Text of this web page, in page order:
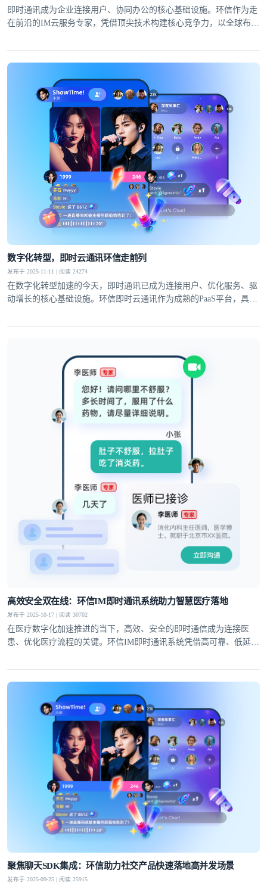
即时通讯成为企业连接用户、协同办公的核心基础设施。环信作为走
在前沿的IM云服务专家，凭借顶尖技术构建核心竞争力，以全球布局
的全球即时通讯解决方案。
数字化转型，即时云通讯环信走前列
发布于 2025-11-11 | 阅读 24274
在数字化转型加速的今天，即时通讯已成为连接用户、优化服务、驱
动增长的核心基础设施。环信即时云通讯作为成熟的PaaS平台，具备
疗、教育等多领域需求，为企业业务创新注入强劲动力。
高效安全双在线：环信IM即时通讯系统助力智慧医疗落地
发布于 2025-10-17 | 阅读 30702
在医疗数字化加速推进的当下，高效、安全的即时通信成为连接医
患、优化医疗流程的关键。环信IM即时通讯系统凭借高可靠、低延
诊、医院数字化、智慧医疗三大方向提供多维度的通信支持，显著提
升医疗服务效率与质量
聚焦聊天SDK集成：环信助力社交产品快速落地高并发场景
发布于 2025-09-25 | 阅读 25915
我已阅读并同意通讯云服务条款和通讯云隐私政策
提交
登录即时通讯云